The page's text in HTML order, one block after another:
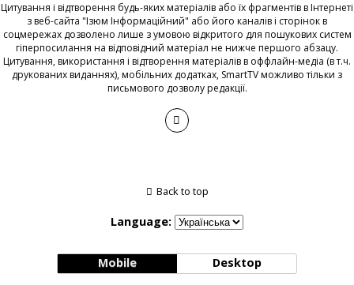
Цитування і відтворення будь-яких матеріалів або їх фрагментів в Інтернеті
з веб-сайта "Ізюм Інформаційний" або його каналів і сторінок в
соцмережах дозволено лише з умовою відкритого для пошукових систем
гіперпосилання на відповідний матеріал не нижче першого абзацу.
Цитування, використання і відтворення матеріалів в оффлайн-медіа (в т.ч.
друкованих виданнях), мобільних додатках, SmartTV можливо тільки з
письмового дозволу редакції.
Back to top
Language:
Mobile Desktop